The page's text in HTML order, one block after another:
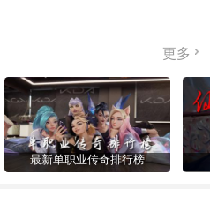
更多
最新单职业传奇排行榜